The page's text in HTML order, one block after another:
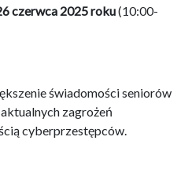
czerwca 2025 roku(10:00-
świadomości seniorów
zagrożeń
cyberprzestępców.